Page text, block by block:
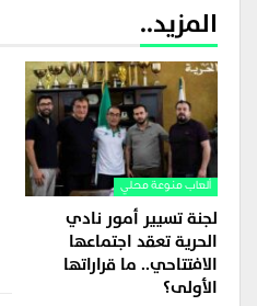
المزيد..
ألعاب منوعة محلي
لجنة تسيير أمور نادي
الحرية تعقد اجتماعها
الافتتاحي.. ما قراراتها
الأولى؟